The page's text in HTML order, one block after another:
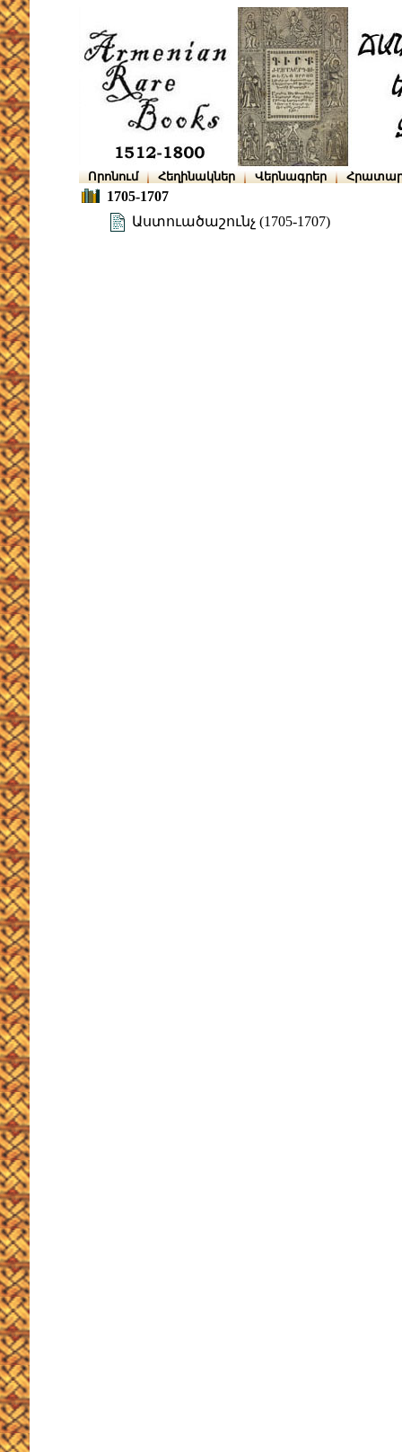
Որոնում Հեղինակներ Վերնագրեր
1705-1707
Աստուածաշունչ (1705-1707)